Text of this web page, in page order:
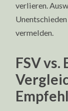
verlieren.
vermelden.
FSV